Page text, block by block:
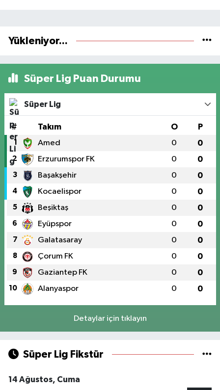
Yükleniyor...
Süper Lig Puan Durumu
Süper Lig
# Takım O P
1 Amed 0 0
2 Erzurumspor FK 0 0
3 Başakşehir 0 0
4 Kocaelispor 0 0
5 Beşiktaş 0 0
6 Eyüpspor 0 0
7 Galatasaray 0 0
8 Çorum FK 0 0
9 Gaziantep FK 0 0
10 Alanyaspor 0 0
Detaylar için tıklayın
Süper Lig Fikstür
14 Ağustos, Cuma